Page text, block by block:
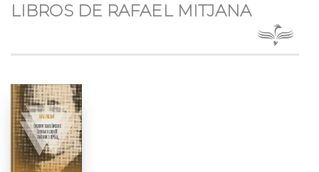
LIBROS DE RAFAEL MITJANA